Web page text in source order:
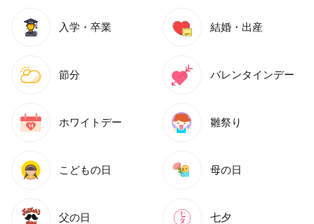
入学・卒業 結婚・出産
節分 バレンタインデー
ホワイトデー 雛祭り
こどもの日 母の日
父の日 七夕